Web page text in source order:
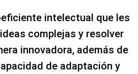
intelectual que les
complejas y resolver
innovadora, además de
de adaptación y